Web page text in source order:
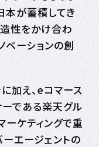
本が蓄積してき
性をかけ合わ
ベーションの創
加え、eコマース
である楽天グル
ーケティングで重
エージェントの